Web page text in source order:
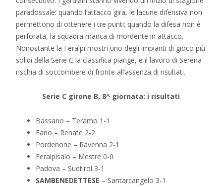
paradossale: quando l’attacco gira, le lacune difensiva non
permettono di ottenere i tre punti; quando la difesa non è
perforata, la squadra manca di mordente in attacco.
Nonostante la Feralpi mostri uno degli impianti di gioco più
solidi della Serie C la classifica piange, e il lavoro di Serena
rischia di soccombere di fronte all’assenza di risultati.
Serie C girone B, 8^ giornata: i risultati
Bassano – Teramo 1-1
Fano – Renate 2-2
Pordenone – Ravenna 2-1
Feralpisalò – Mestre 0-0
Padova – Sudtirol 3-1
SAMBENEDETTESE – Santarcangelo 3-1